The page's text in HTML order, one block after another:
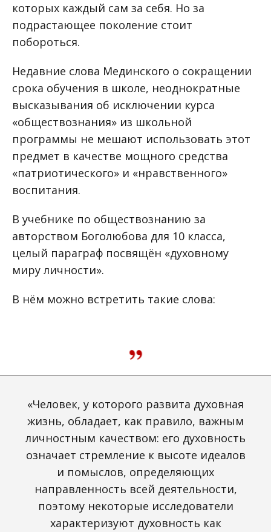
которых каждый сам за себя. Но за
подрастающее поколение стоит
побороться.
Недавние слова Мединского о сокращении
срока обучения в школе, неоднократные
высказывания об исключении курса
«обществознания» из школьной
программы не мешают использовать этот
предмет в качестве мощного средства
«патриотического» и «нравственного»
воспитания.
В учебнике по обществознанию за
авторством Боголюбова для 10 класса,
целый параграф посвящён «духовному
миру личности».
В нём можно встретить такие слова:
«Человек, у которого развита духовная
жизнь, обладает, как правило, важным
личностным качеством: его духовность
означает стремление к высоте идеалов
и помыслов, определяющих
направленность всей деятельности,
поэтому некоторые исследователи
характеризуют духовность как